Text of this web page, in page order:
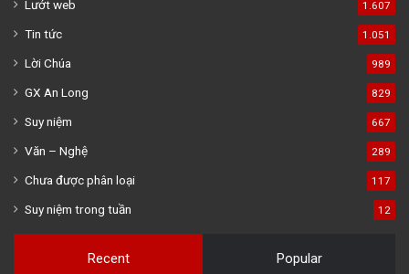
Lướt web 1.607
Tin tức 1.051
Lời Chúa 989
GX An Long 829
Suy niệm 667
Văn – Nghệ 289
Chưa được phân loại 117
Suy niệm trong tuần 12
Recent Popular